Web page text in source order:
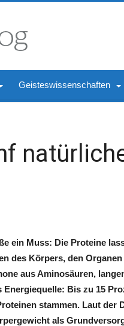
Geisteswissenschaften
ein Muss: Die Proteine
des Körpers, den
aus Aminosäuren,
Bis zu 15
stammen. Laut der
als